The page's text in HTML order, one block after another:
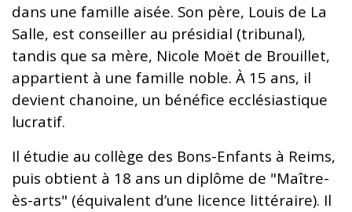
dans une famille aisée. Son père, Louis de La
Salle, est conseiller au présidial (tribunal),
tandis que sa mère, Nicole Moët de Brouillet,
appartient à une famille noble. À 15 ans, il
devient chanoine, un bénéfice ecclésiastique
lucratif.
Il étudie au collège des Bons-Enfants à Reims,
puis obtient à 18 ans un diplôme de "Maître-
ès-arts" (équivalent d’une licence littéraire). Il